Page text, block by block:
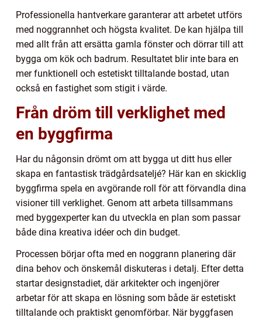
Professionella hantverkare garanterar att arbetet utförs
med noggrannhet och högsta kvalitet. De kan hjälpa till
med allt från att ersätta gamla fönster och dörrar till att
bygga om kök och badrum. Resultatet blir inte bara en
mer funktionell och estetiskt tilltalande bostad, utan
också en fastighet som stigit i värde.
Från dröm till verklighet med
en byggfirma
Har du någonsin drömt om att bygga ut ditt hus eller
skapa en fantastisk trädgårdsateljé? Här kan en skicklig
byggfirma spela en avgörande roll för att förvandla dina
visioner till verklighet. Genom att arbeta tillsammans
med byggexperter kan du utveckla en plan som passar
både dina kreativa idéer och din budget.
Processen börjar ofta med en noggrann planering där
dina behov och önskemål diskuteras i detalj. Efter detta
startar designstadiet, där arkitekter och ingenjörer
arbetar för att skapa en lösning som både är estetiskt
tilltalande och praktiskt genomförbar. När byggfasen